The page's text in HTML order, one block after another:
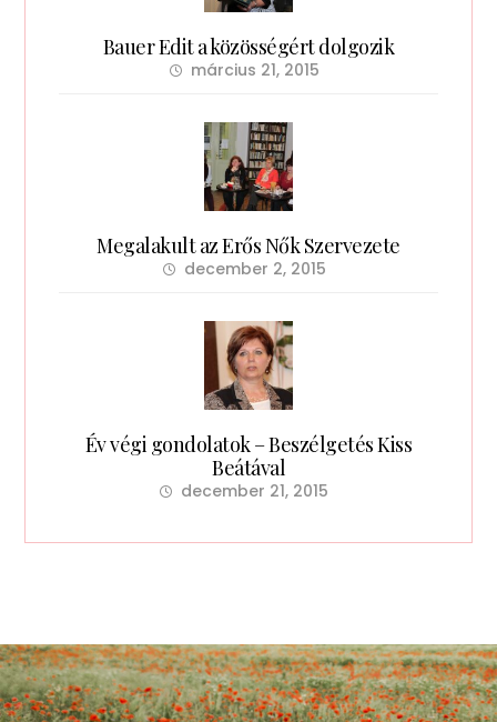
Bauer Edit a közösségért dolgozik
március 21, 2015
Megalakult az Erős Nők Szervezete
december 2, 2015
Év végi gondolatok – Beszélgetés Kiss
Beátával
december 21, 2015